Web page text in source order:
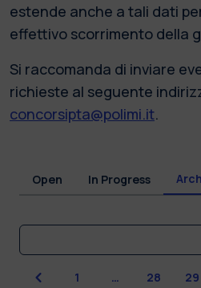
estende anche a tali dati
effettivo scorrimento della
Si raccomanda di inviare
richieste al seguente
concorsipta@polimi.it.
Open In Progress
Previous
1 … 28 29